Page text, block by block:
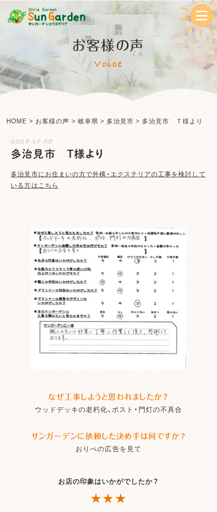
お客様の声
Voice
HOME > お客様の声 > 岐阜県 > 多治見市 > 多治見市 Ｔ様より
2025.10.05
多治見市 Ｔ様より
多治見市にお住まいの方で外構・エクステリアの工事を検討して
いる方はこちら
なぜ工事しようと思われましたか？
ウッドデッキの老朽化、ポスト・門灯の不具合
サンガーデンに依頼した決め手は何ですか？
おりべの広告を見て
お店の印象はいかがでしたか？
★★★